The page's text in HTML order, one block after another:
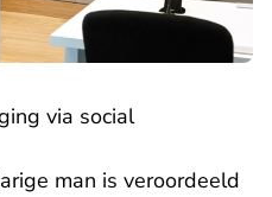
via social
man is veroordeeld